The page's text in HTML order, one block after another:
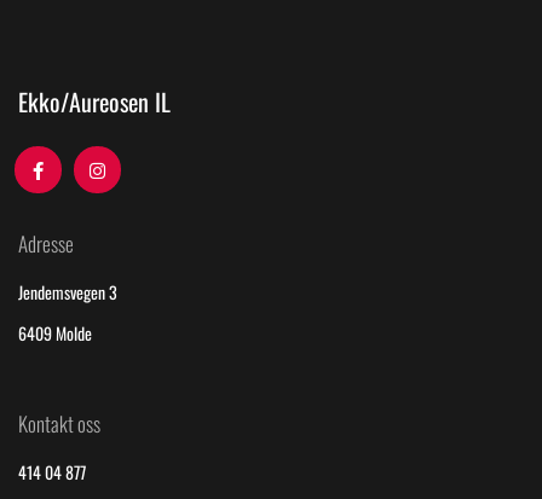
Ekko/Aureosen IL
Adresse
Jendemsvegen 3
6409 Molde
Kontakt oss
414 04 877